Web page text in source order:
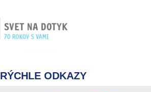
RÝCHLE ODKAZY